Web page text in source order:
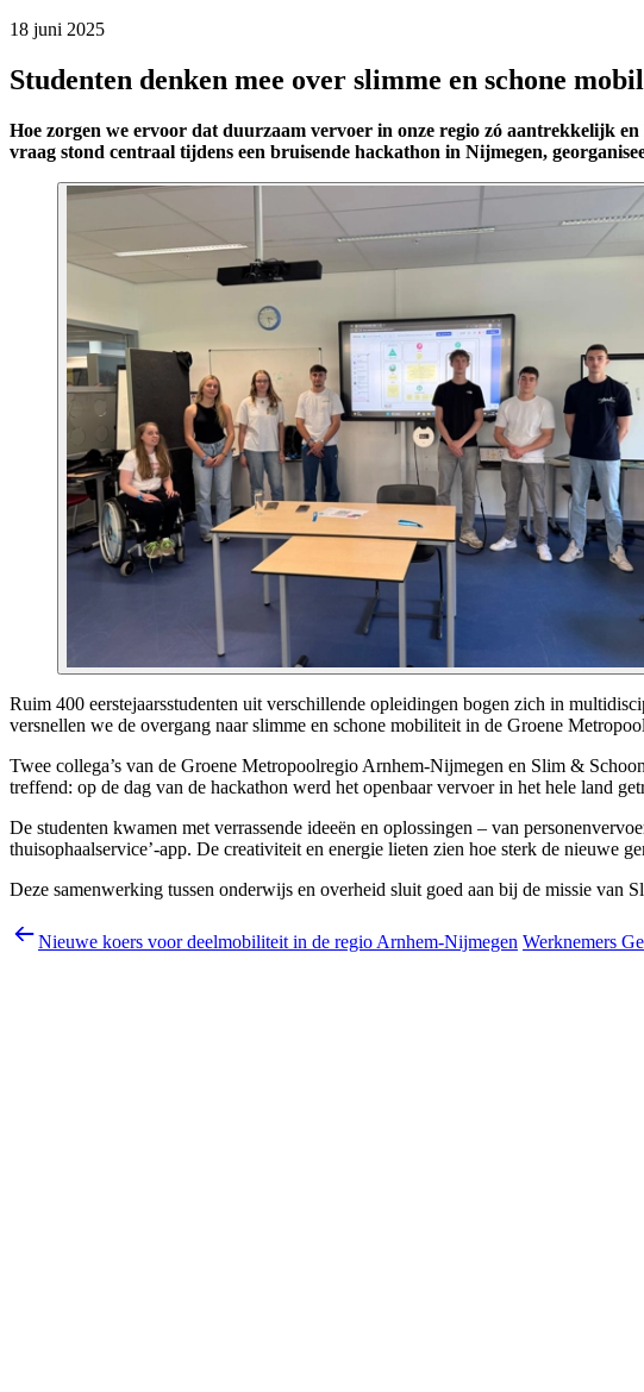
18 juni 2025
Studenten denken mee over slimme en schone
Hoe zorgen we ervoor dat duurzaam vervoer in onze regio zó aantrekkelijk
vraag stond centraal tijdens een bruisende hackathon in Nijmegen,
Ruim 400 eerstejaarsstudenten uit verschillende opleidingen bogen zich in
versnellen we de overgang naar slimme en schone mobiliteit in de Groene
Twee collega’s van de Groene Metropoolregio Arnhem-Nijmegen en Slim &
treffend: op de dag van de hackathon werd het openbaar vervoer in het hele land
De studenten kwamen met verrassende ideeën en oplossingen – van
thuisophaalservice’-app. De creativiteit en energie lieten zien hoe sterk de nieuwe
Deze samenwerking tussen onderwijs en overheid sluit goed aan bij de missie van
Nieuwe koers voor deelmobiliteit in de regio Arnhem-Nijmegen Werknemers